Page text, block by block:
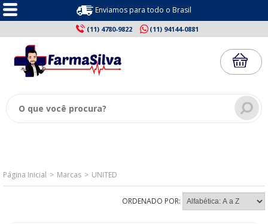
Enviamos para todo o Brasil
(11) 4780-9822 (11) 94144-0881
Página Inicial Marcas UNITED
ORDENADO POR: